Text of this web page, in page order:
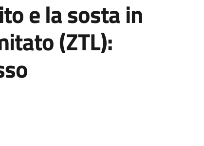
e la sosta in
(ZTL):